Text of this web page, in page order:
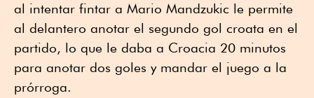
al intentar fintar a Mario Mandzukic le permite
al delantero anotar el segundo gol croata en el
partido, lo que le daba a Croacia 20 minutos
para anotar dos goles y mandar el juego a la
prórroga.